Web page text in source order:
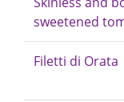
sweetened
Filetti di Orata